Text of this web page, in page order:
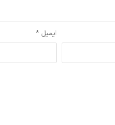
ایمیل *